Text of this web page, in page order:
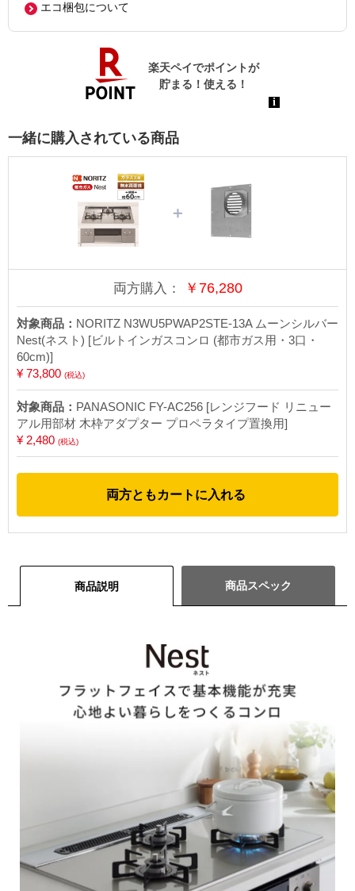
エコ梱包について
一緒に購入されている商品
＋
両方購入： ￥ 76,280
対象商品： NORITZ N3WU5PWAP2STE-13A ムーンシルバー
Nest(ネスト) [ビルトインガスコンロ (都市ガス用・3口・
60cm)]
¥ 73,800 (税込)
対象商品： PANASONIC FY-AC256 [レンジフード リニュー
アル用部材 木枠アダプター プロペラタイプ置換用]
¥ 2,480 (税込)
両方ともカートに入れる
商品説明 商品スペック